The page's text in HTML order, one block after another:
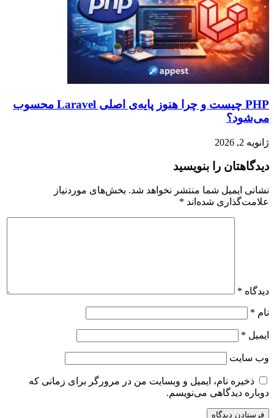
PHP چیست و چرا هنوز پایه‌ی اصلی Laravel محسوب
می‌شود؟
ژانویه 2, 2026
دیدگاهتان را بنویسید
نشانی ایمیل شما منتشر نخواهد شد. بخش‌های موردنیاز
علامت‌گذاری شده‌اند *
دیدگاه *
نام *
ایمیل *
وب‌ سایت
ذخیره نام، ایمیل و وبسایت من در مرورگر برای زمانی که
دوباره دیدگاهی می‌نویسم.